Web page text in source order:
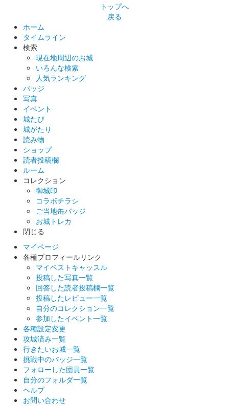
トップへ
戻る
ホーム
タイムライン
検索
現在地周辺のお城
いろんな検索
人気ランキング
バッジ
写真
イベント
城たび
城がたり
読み物
ショップ
読者投稿欄
ルーム
コレクション
御城印
コラボチラシ
ご当地缶バッジ
お城トレカ
閉じる
マイページ
各種プロフィールリンク
マイベストキャッスル
投稿した写真一覧
回答した読者投稿欄一覧
投稿したレビュー一覧
自分のコレクション一覧
参加したイベント一覧
各種設定変更
攻城済み一覧
行きたいお城一覧
挑戦中のバッジ一覧
フォローした団員一覧
自分のフォルダ一覧
ヘルプ
お問い合わせ